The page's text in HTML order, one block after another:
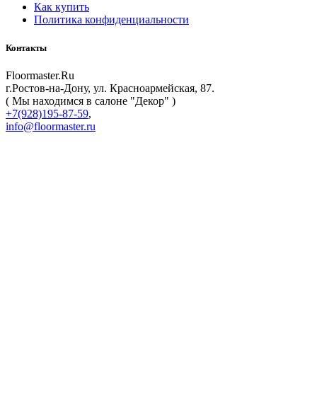
Как купить
Политика конфиденциальности
Контакты
Floormaster.Ru
г.Ростов-на-Дону, ул. Красноармейская, 87.
( Мы находимся в салоне "Декор" )
+7(928)195-87-59,
info@floormaster.ru